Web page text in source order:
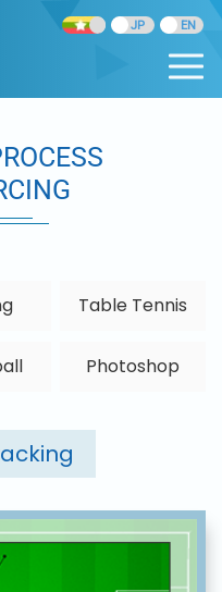
Table Tennis
Photoshop